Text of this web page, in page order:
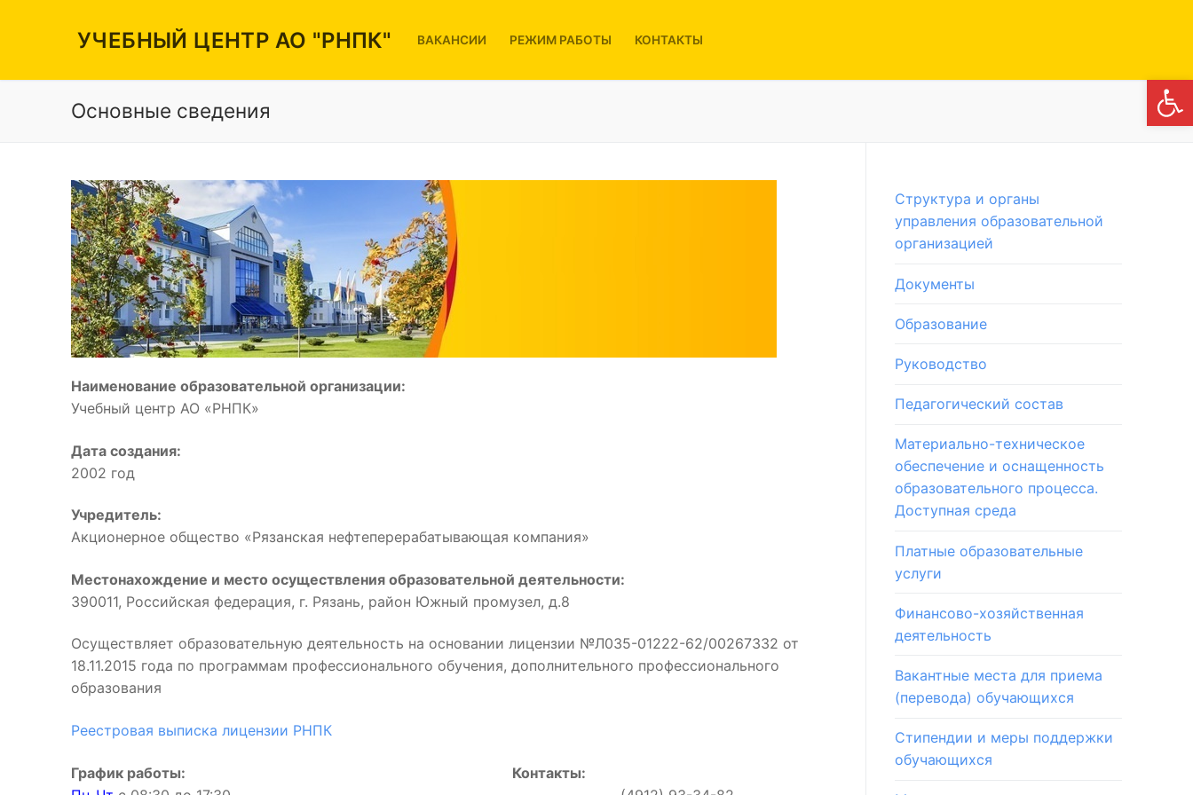
УЧЕБНЫЙ ЦЕНТР АО "РНПК" ВАКАНСИИ РЕЖИМ РАБОТЫ КОНТАКТЫ
Вакансии
Режим работы
Контакты
Основные сведения
Наименование образовательной организации:
Учебный центр АО «РНПК»
Дата создания:
2002 год
Учредитель:
Акционерное общество «Рязанская нефтеперерабатывающая компания»
Местонахождение и место осуществления образовательной деятельности:
390011, Российская федерация, г. Рязань, район Южный промузел, д.8
Осуществляет образовательную деятельность на основании лицензии №Л035-01222-62/00267332 от
18.11.2015 года по программам профессионального обучения, дополнительного профессионального
образования
Реестровая выписка лицензии РНПК
График работы: Контакты:
Структура и органы
управления образовательной
организацией
Документы
Образование
Руководство
Педагогический состав
Материально-техническое
обеспечение и оснащенность
образовательного процесса.
Доступная среда
Платные образовательные
услуги
Финансово-хозяйственная
деятельность
Вакантные места для приема
(перевода) обучающихся
Стипендии и меры поддержки
обучающихся